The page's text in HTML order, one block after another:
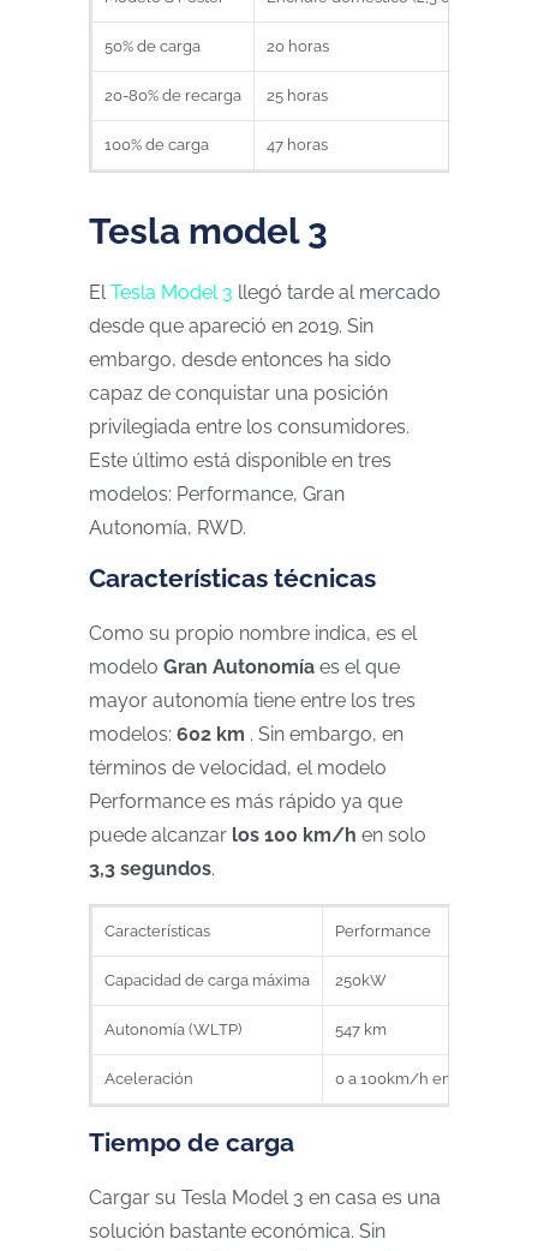
50% de carga 20 horas
20-80% de recarga 25 horas
100% de carga 47 horas
Tesla model 3
ElTesla Model 3 llegó tarde al mercado
desde que apareció en 2019. Sin
embargo, desde entonces ha sido
capaz de conquistar una posición
privilegiada entre los consumidores.
Este último está disponible en tres
modelos: Performance, Gran
Autonomía, RWD.
Características técnicas
Como su propio nombre indica, es el
modelo Gran Autonomía es el que
mayor autonomía tiene entre los tres
modelos: 602 km . Sin embargo, en
términos de velocidad, el modelo
Performance es más rápido ya que
puede alcanzar los 100 km/h en solo
3,3 segundos.
Características Performance
Capacidad de carga máxima 250kW
Autonomía (WLTP) 547 km
Aceleración 0 a 100km/h en 3,3 seg.
Tiempo de carga
Cargar su Tesla Model 3 en casa es una
solución bastante económica. Sin